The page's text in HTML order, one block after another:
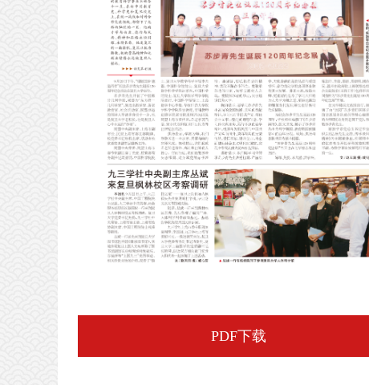
PDF下载